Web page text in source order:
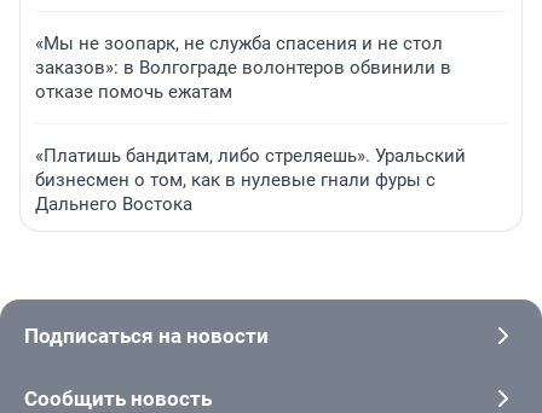
«Мы не зоопарк, не служба спасения и не стол
заказов»: в Волгограде волонтеров обвинили в
отказе помочь ежатам
«Платишь бандитам, либо стреляешь». Уральский
бизнесмен о том, как в нулевые гнали фуры с
Дальнего Востока
Подписаться на новости
Сообщить новость